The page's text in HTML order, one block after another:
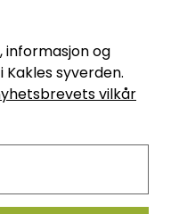
informasjon og
Kakles syverden.
vilkår